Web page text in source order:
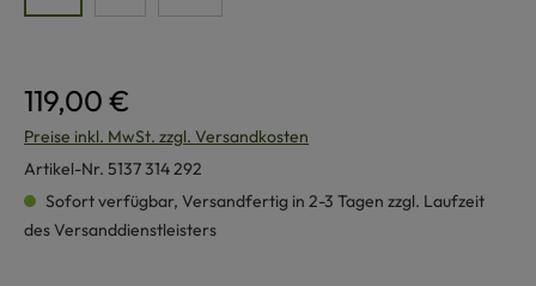
119,00 €
Preise inkl. MwSt. zzgl. Versandkosten
Artikel-Nr. 5137 314 292
Sofort verfügbar, Versandfertig in 2-3 Tagen zzgl. Laufzeit
des Versanddienstleisters